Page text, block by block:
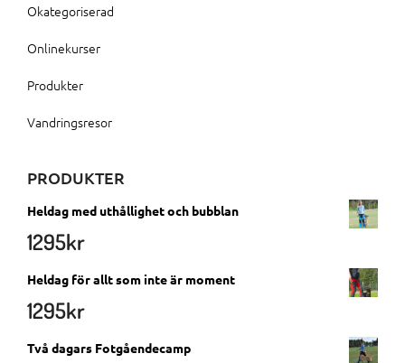
Okategoriserad
Onlinekurser
Produkter
Vandringsresor
PRODUKTER
Heldag med uthållighet och bubblan
1295kr
Heldag för allt som inte är moment
1295kr
Två dagars Fotgåendecamp